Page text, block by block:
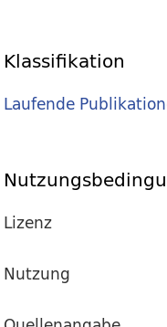
Klassifikation
Laufende
Lizenz
Nutzung